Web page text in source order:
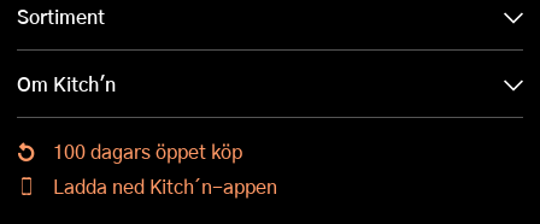
Sortiment
Om Kitch'n
100 dagars öppet köp
Ladda ned Kitch´n-appen